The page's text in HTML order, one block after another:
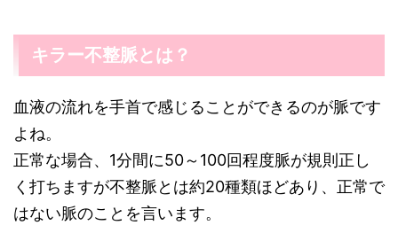
キラー不整脈とは？
血液の流れを手首で感じることができるのが脈です
よね。
正常な場合、1分間に50～100回程度脈が規則正し
く打ちますが不整脈とは約20種類ほどあり、正常で
はない脈のことを言います。